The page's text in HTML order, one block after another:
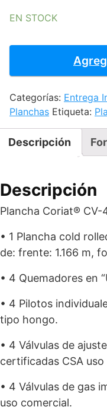
EN STOCK
4
MASTER
PREMIUM
cantidad
Categorías: Entrega
Planchas Etiqueta:
Descripción
Descripción
Plancha Coriat® CV-
• 1 Plancha cold
de: frente: 1.166 m,
• 4 Quemadores en
• 4 Pilotos
tipo hongo.
• 4 Válvulas de
certificadas CSA
• 4 Válvulas de gas
uso comercial.